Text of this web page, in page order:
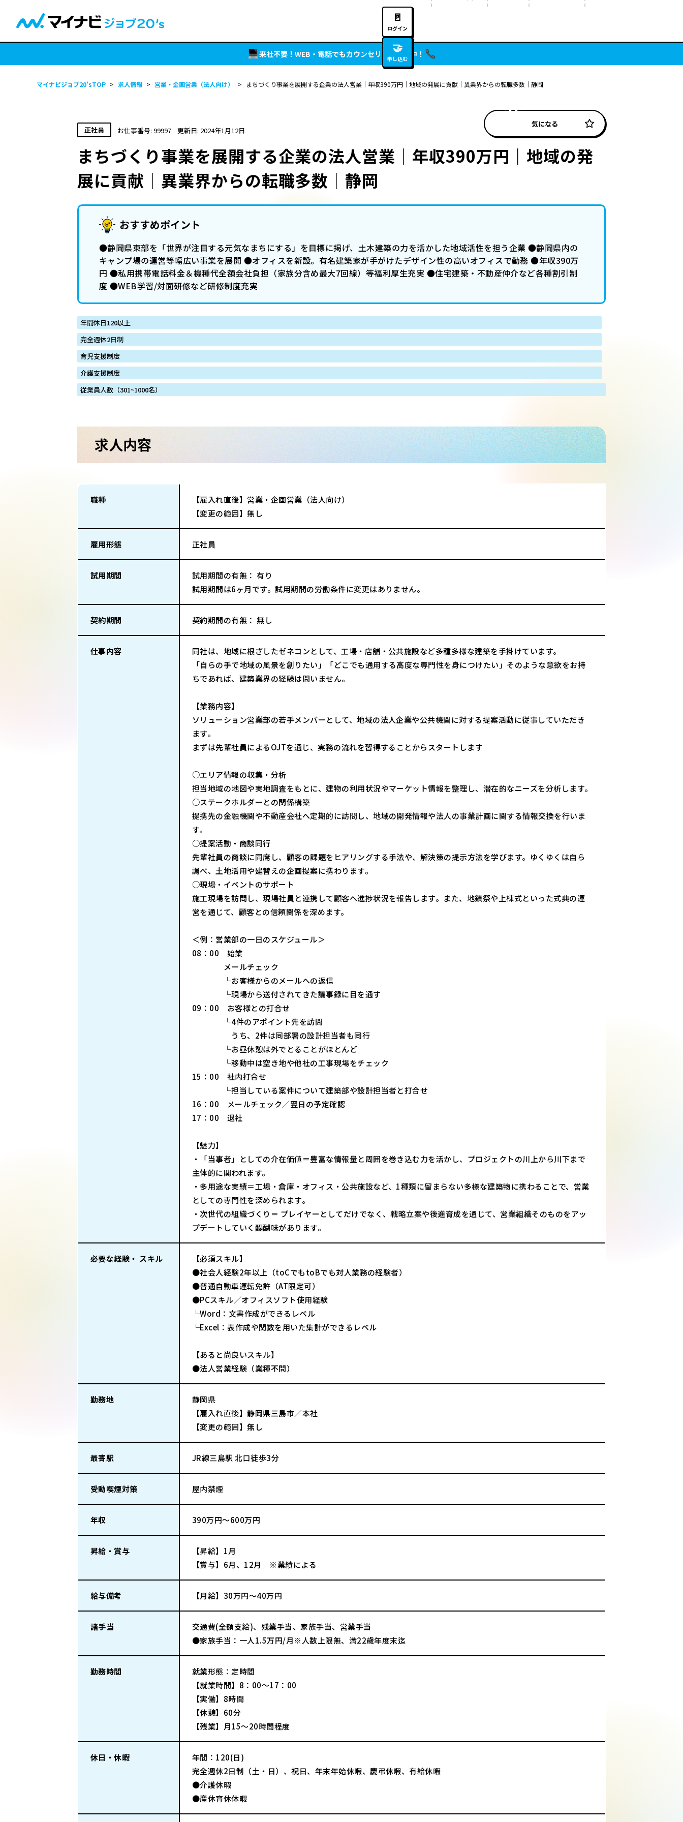
🚪
ログイン
🤝
申し込む
来社不要！WEB・電話でもカウンセリング実施中！
マイナビジョブ20’sTOP > 求人情報 > 営業・企画営業（法人向け） > まちづくり事業を展開する企業の法人営業｜年収390万円｜地域の発展に貢献｜異業界からの転職多数｜静岡
正社員 お仕事番号: 99997 更新日: 2024年1月12日
気になる
まちづくり事業を展開する企業の法人営業｜年収390万円｜地域の発
展に貢献｜異業界からの転職多数｜静岡
おすすめポイント
●静岡県東部を「世界が注目する元気なまちにする」を目標に掲げ、土木建築の力を活かした地域活性を担う企業 ●静岡県内の
キャンプ場の運営等幅広い事業を展開 ●オフィスを新設。有名建築家が手がけたデザイン性の高いオフィスで勤務 ●年収390万
円 ●私用携帯電話料金＆機種代全額会社負担（家族分含め最大7回線）等福利厚生充実 ●住宅建築・不動産仲介など各種割引制
度 ●WEB学習/対面研修など研修制度充実
年間休日120以上
完全週休2日制
育児支援制度
介護支援制度
従業員人数（301~1000名）
求人内容
職種
【雇入れ直後】営業・企画営業（法人向け）
【変更の範囲】無し
雇用形態 正社員
試用期間
試用期間の有無： 有り
試用期間は6ヶ月です。試用期間の労働条件に変更はありません。
契約期間 契約期間の有無： 無し
仕事内容
同社は、地域に根ざしたゼネコンとして、工場・店舗・公共施設など多種多様な建築を手掛けています。
「自らの手で地域の風景を創りたい」「どこでも通用する高度な専門性を身につけたい」そのような意欲をお持
ちであれば、建築業界の経験は問いません。
【業務内容】
ソリューション営業部の若手メンバーとして、地域の法人企業や公共機関に対する提案活動に従事していただき
ます。
まずは先輩社員によるOJTを通じ、実務の流れを習得することからスタートします
○エリア情報の収集・分析
担当地域の地図や実地調査をもとに、建物の利用状況やマーケット情報を整理し、潜在的なニーズを分析します。
○ステークホルダーとの関係構築
提携先の金融機関や不動産会社へ定期的に訪問し、地域の開発情報や法人の事業計画に関する情報交換を行いま
す。
○提案活動・商談同行
先輩社員の商談に同席し、顧客の課題をヒアリングする手法や、解決策の提示方法を学びます。ゆくゆくは自ら
調べ、土地活用や建替えの企画提案に携わります。
○現場・イベントのサポート
施工現場を訪問し、現場社員と連携して顧客へ進捗状況を報告します。また、地鎮祭や上棟式といった式典の運
営を通じて、顧客との信頼関係を深めます。
＜例：営業部の一日のスケジュール＞
08：00 始業
メールチェック
└お客様からのメールへの返信
└現場から送付されてきた議事録に目を通す
09：00 お客様との打合せ
└4件のアポイント先を訪問
うち、2件は同部署の設計担当者も同行
└お昼休憩は外でとることがほとんど
└移動中は空き地や他社の工事現場をチェック
15：00 社内打合せ
└担当している案件について建築部や設計担当者と打合せ
16：00 メールチェック／翌日の予定確認
17：00 退社
【魅力】
・「当事者」としての介在価値＝豊富な情報量と周囲を巻き込む力を活かし、プロジェクトの川上から川下まで
主体的に関われます。
・多用途な実績＝工場・倉庫・オフィス・公共施設など、1種類に留まらない多様な建築物に携わることで、営業
としての専門性を深められます。
・次世代の組織づくり＝ プレイヤーとしてだけでなく、戦略立案や後進育成を通じて、営業組織そのものをアッ
プデートしていく醍醐味があります。
必要な経験・ スキル
【必須スキル】
●社会人経験2年以上（toCでもtoBでも対人業務の経験者）
●普通自動車運転免許（AT限定可）
●PCスキル／オフィスソフト使用経験
└Word：文書作成ができるレベル
└Excel：表作成や関数を用いた集計ができるレベル
【あると尚良いスキル】
●法人営業経験（業種不問）
勤務地
静岡県
【雇入れ直後】静岡県三島市／本社
【変更の範囲】無し
最寄駅 JR線三島駅 北口徒歩3分
受動喫煙対策 屋内禁煙
年収 390万円～600万円
昇給・賞与
【昇給】1月
【賞与】6月、12月 ※業績による
給与備考 【月給】30万円～40万円
諸手当
交通費(全額支給)、残業手当、家族手当、営業手当
●家族手当：一人1.5万円/月※人数上限無、満22歳年度末迄
勤務時間
就業形態：定時間
【就業時間】8：00～17：00
【実働】8時間
【休憩】60分
【残業】月15～20時間程度
休日・休暇
年間：120(日)
完全週休2日制（土・日）、祝日、年末年始休暇、慶弔休暇、有給休暇
●介護休暇
●産休育休休暇